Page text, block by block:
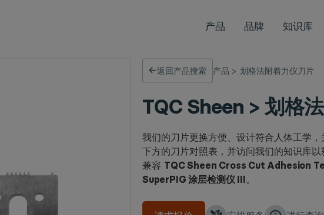
产品 品牌 知识库
返回产品搜索 产品 > 划格法附着力仪刀片
TQC Sheen > 划格
我们的刀片更换方便、设计符合人体工学
下方的刀片对照表，并访问我们的知识库
兼容 TQC Sheen Cross Cut Adhesion
SuperPIG 涂层检测仪 III。